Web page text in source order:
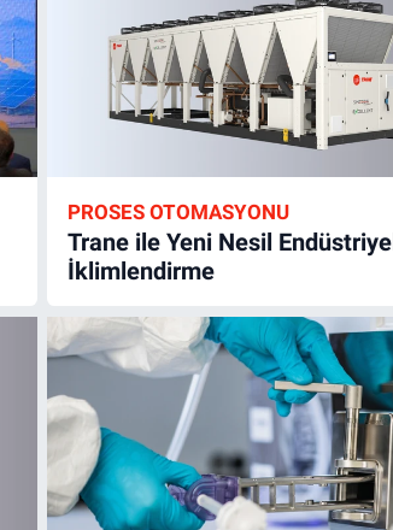
PROSES OTOMASYONU
Trane ile Yeni Nesil Endüstriyel
İklimlendirme